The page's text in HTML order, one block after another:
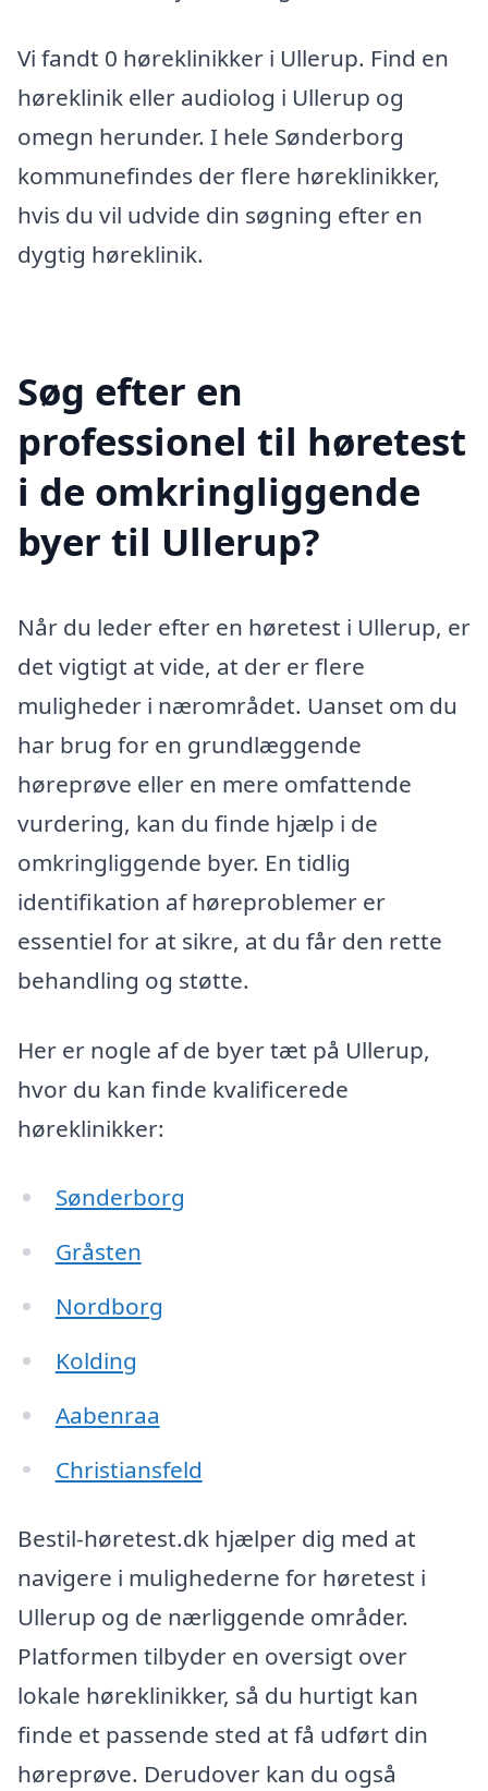
Vi fandt 0 høreklinikker i Ullerup. Find en
høreklinik eller audiolog i Ullerup og
omegn herunder. I hele Sønderborg
kommunefindes der flere høreklinikker,
hvis du vil udvide din søgning efter en
dygtig høreklinik.
Søg efter en
professionel til høretest
i de omkringliggende
byer til Ullerup?
Når du leder efter en høretest i Ullerup, er
det vigtigt at vide, at der er flere
muligheder i nærområdet. Uanset om du
har brug for en grundlæggende
høreprøve eller en mere omfattende
vurdering, kan du finde hjælp i de
omkringliggende byer. En tidlig
identifikation af høreproblemer er
essentiel for at sikre, at du får den rette
behandling og støtte.
Her er nogle af de byer tæt på Ullerup,
hvor du kan finde kvalificerede
høreklinikker:
Sønderborg
Gråsten
Nordborg
Kolding
Aabenraa
Christiansfeld
Bestil-høretest.dk hjælper dig med at
navigere i mulighederne for høretest i
Ullerup og de nærliggende områder.
Platformen tilbyder en oversigt over
lokale høreklinikker, så du hurtigt kan
finde et passende sted at få udført din
høreprøve. Derudover kan du også